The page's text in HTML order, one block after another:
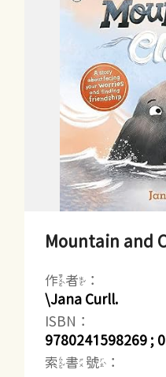
Mountain and
作者：
\Jana Curll.
ISBN：
9780241598269 ;
索書號：